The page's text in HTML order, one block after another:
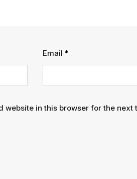
Email *
website in this browser for the next